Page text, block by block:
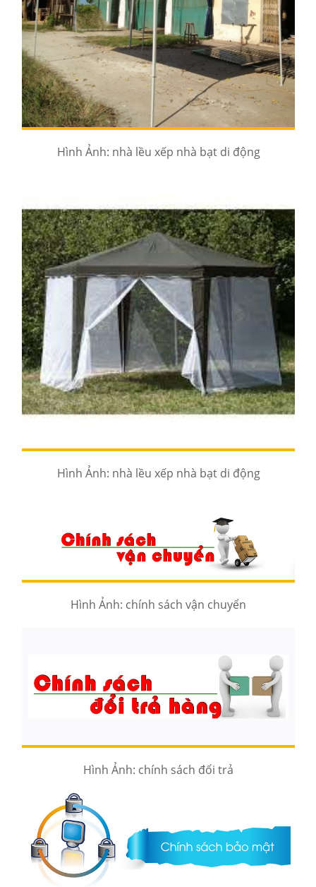
Hình Ảnh: nhà lều xếp nhà bạt di động
Hình Ảnh: nhà lều xếp nhà bạt di động
Hình Ảnh: chính sách vận chuyển
Hình Ảnh: chính sách đổi trả